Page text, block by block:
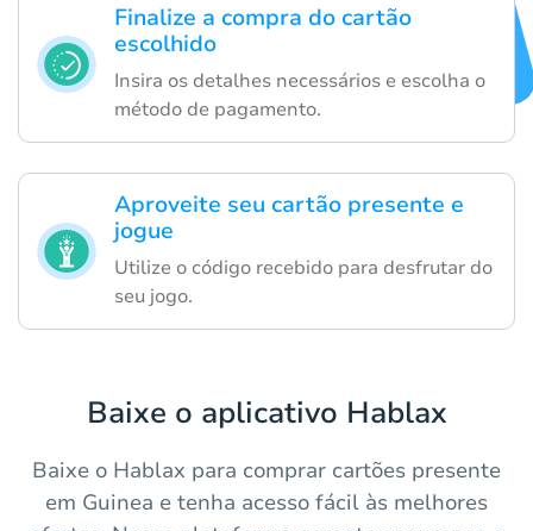
Finalize a compra do cartão
escolhido
Insira os detalhes necessários e escolha o
método de pagamento.
Aproveite seu cartão presente e
jogue
Utilize o código recebido para desfrutar do
seu jogo.
Baixe o aplicativo Hablax
Baixe o Hablax para comprar cartões presente
em Guinea e tenha acesso fácil às melhores